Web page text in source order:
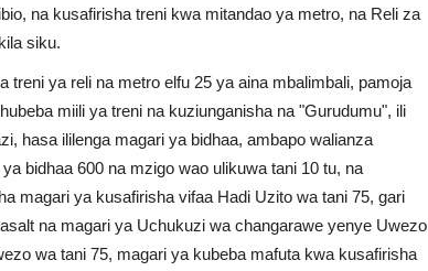
na kusafirisha treni kwa mitandao ya metro, na Reli za
siku.
ya reli na metro elfu 25 ya aina mbalimbali, pamoja
miili ya treni na kuziunganisha na "Gurudumu", ili
hasa ililenga magari ya bidhaa, ambapo walianza
bidhaa 600 na mzigo wao ulikuwa tani 10 tu, na
magari ya kusafirisha vifaa Hadi Uzito wa tani 75, gari
na magari ya Uchukuzi wa changarawe yenye Uwezo
wa tani 75, magari ya kubeba mafuta kwa kusafirisha